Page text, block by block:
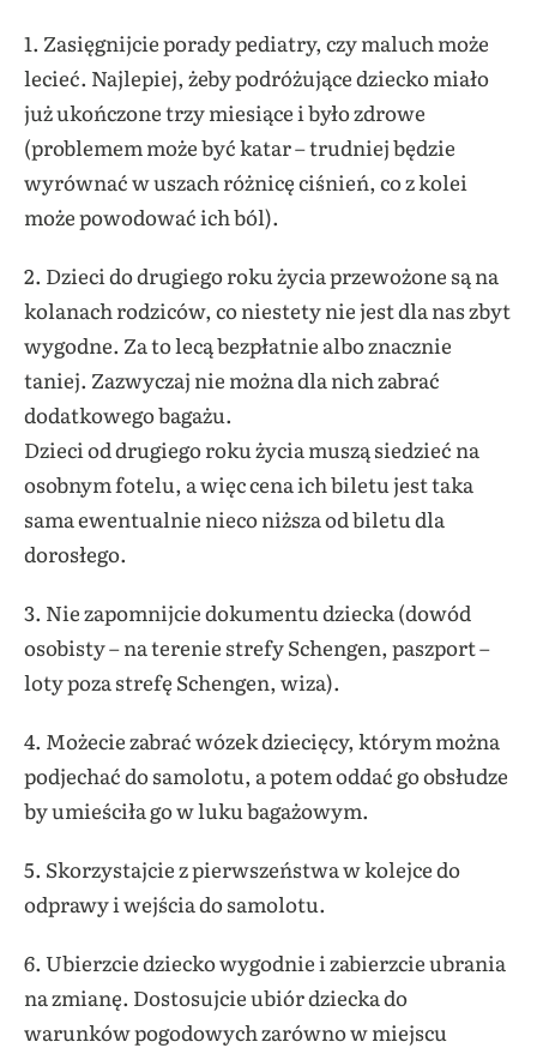
1. Zasięgnijcie porady pediatry, czy maluch może
lecieć. Najlepiej, żeby podróżujące dziecko miało
już ukończone trzy miesiące i było zdrowe
(problemem może być katar – trudniej będzie
wyrównać w uszach różnicę ciśnień, co z kolei
może powodować ich ból).
2. Dzieci do drugiego roku życia przewożone są na
kolanach rodziców, co niestety nie jest dla nas zbyt
wygodne. Za to lecą bezpłatnie albo znacznie
taniej. Zazwyczaj nie można dla nich zabrać
dodatkowego bagażu.
Dzieci od drugiego roku życia muszą siedzieć na
osobnym fotelu, a więc cena ich biletu jest taka
sama ewentualnie nieco niższa od biletu dla
dorosłego.
3. Nie zapomnijcie dokumentu dziecka (dowód
osobisty – na terenie strefy Schengen, paszport –
loty poza strefę Schengen, wiza).
4. Możecie zabrać wózek dziecięcy, którym można
podjechać do samolotu, a potem oddać go obsłudze
by umieściła go w luku bagażowym.
5. Skorzystajcie z pierwszeństwa w kolejce do
odprawy i wejścia do samolotu.
6. Ubierzcie dziecko wygodnie i zabierzcie ubrania
na zmianę. Dostosujcie ubiór dziecka do
warunków pogodowych zarówno w miejscu